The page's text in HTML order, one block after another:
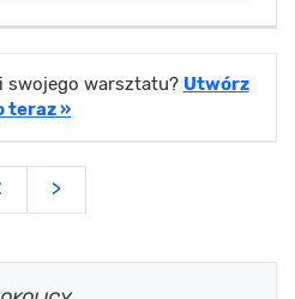
swojego warsztatu? Utwórz
teraz »
>